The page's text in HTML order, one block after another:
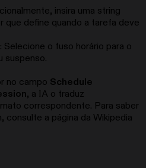
insira uma string
que define quando a tarefa deve
: Selecione o fuso horário para o
suspenso.
no campo Schedule
, a IA o traduz
correspondente. Para saber
consulte a página da Wikipedia